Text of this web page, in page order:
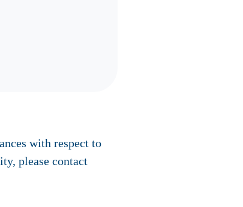
with respect to
please contact